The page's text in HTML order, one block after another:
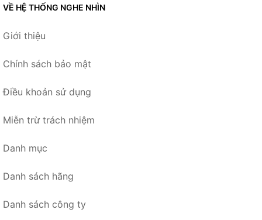
VỀ HỆ THỐNG NGHE NHÌN
Giới thiệu
Chính sách bảo mật
Điều khoản sử dụng
Miễn trừ trách nhiệm
Danh mục
Danh sách hãng
Danh sách công ty